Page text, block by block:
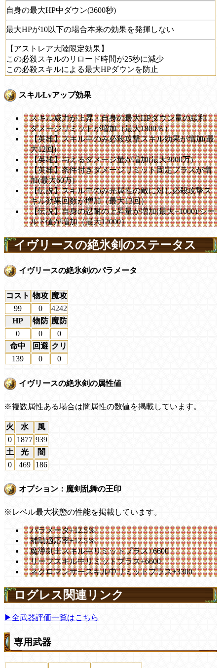
自身の最大HP中ダウン(3600秒)
最大HPが10以下の場合本来の効果を発揮しない
【アストレア大陸限定効果】
この必殺スキルのリロード時間が25秒に減少
この必殺スキルによる最大HPダウンを防止
スキルLvアップ効果
スキル威力が上昇・自身の最大HPダウン量の緩和
ダメージリミットが増加（最大1800％）
【英雄】スキル中のみ必殺攻撃スキル効果が増加(最
大12回)
【英雄】与えるダメージ量が増加(最大3000万)
【英雄】条件付きダメージリミット固定プラスが増
加(最大60万)
【伝説】スキル中のみ光属性の敵に対し必殺攻撃ス
キル効果回数が増加（最大13回）
【伝説】自身の忍耐の上昇量が増加(最大+1000)/シー
ルド値が増加（最大12000）
イヴリースの絶氷剣のステータス
イヴリースの絶氷剣のパラメータ
コスト 物攻 魔攻
99
0
4242
HP
物防 魔防
0
0
0
命中
回避 クリ
139
0 0
イヴリースの絶氷剣の属性値
※複数属性ある場合は闇属性の数値を掲載しています。
火 水
風
0
1877 939
土
光
闇
0
469 186
オプション：魔剣乱舞の王印
※レベル最大状態の性能を掲載しています。
パラメータ+12.5％
補助適応率+12.5％
魔導剣士スキル中リミットプラス+6600
リーフスキル中リミットプラス+6600
ネクロマンサースキル中リミットプラス+3300
ログレス関連リンク
▶全武器評価一覧はこちら
専用武器